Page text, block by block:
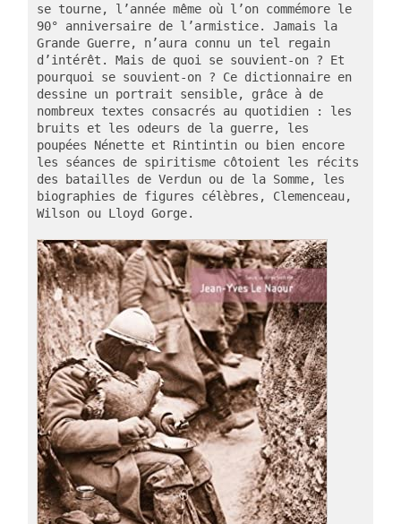
se tourne, l’année même où l’on commémore le
90° anniversaire de l’armistice. Jamais la
Grande Guerre, n’aura connu un tel regain
d’intérêt. Mais de quoi se souvient-on ? Et
pourquoi se souvient-on ? Ce dictionnaire en
dessine un portrait sensible, grâce à de
nombreux textes consacrés au quotidien : les
bruits et les odeurs de la guerre, les
poupées Nénette et Rintintin ou bien encore
les séances de spiritisme côtoient les récits
des batailles de Verdun ou de la Somme, les
biographies de figures célèbres, Clemenceau,